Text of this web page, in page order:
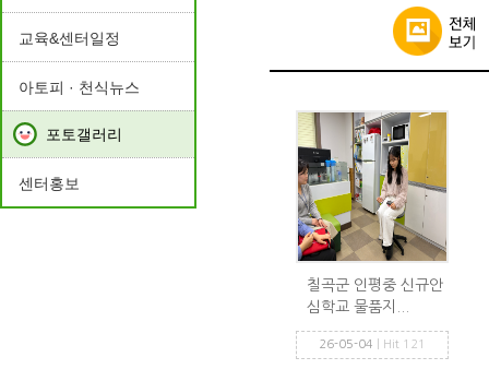
교육&센터일정
아토피 · 천식뉴스
포토갤러리
센터홍보
칠곡군 인평중 신규안
심학교 물품지...
26-05-04 | Hit 121